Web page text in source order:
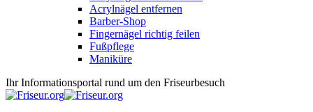
Acrylnägel entfernen
Barber-Shop
Fingernägel richtig feilen
Fußpflege
Maniküre
Ihr Informationsportal rund um den Friseurbesuch